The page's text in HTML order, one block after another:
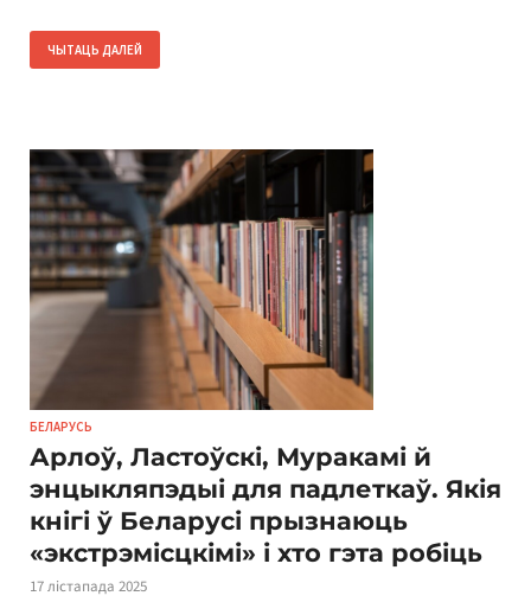
ЧЫТАЦЬ ДАЛЕЙ
БЕЛАРУСЬ
Арлоў, Ластоўскі, Муракамі й
энцыкляпэдыі для падлеткаў. Якія
кнігі ў Беларусі прызнаюць
«экстрэмісцкімі» і хто гэта робіць
17 лістапада 2025